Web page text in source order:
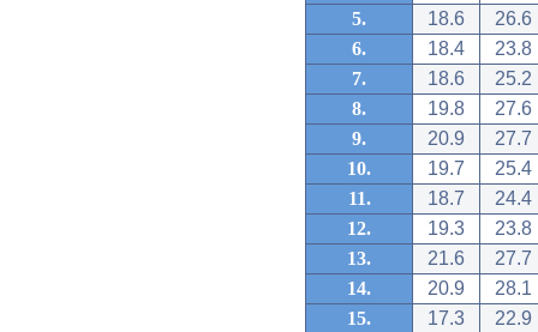
5.
18.6
26.6
6.
18.4
23.8
7.
18.6
25.2
8.
19.8
27.6
9.
20.9
27.7
10.
19.7
25.4
11.
18.7
24.4
12.
19.3
23.8
13.
21.6
27.7
14.
20.9
28.1
15.
17.3
22.9